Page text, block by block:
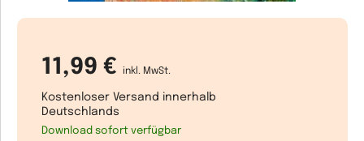
11,99 € inkl. MwSt.
Kostenloser Versand innerhalb
Deutschlands
Download sofort verfügbar